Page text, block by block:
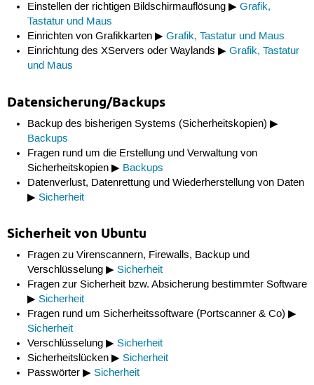
Einstellen der richtigen Bildschirmauflösung ▶Grafik,
Tastatur und Maus
Einrichten von Grafikkarten ▶Grafik, Tastatur und Maus
Einrichtung des XServers oder Waylands ▶Grafik, Tastatur
und Maus
Datensicherung/Backups
Backup des bisherigen Systems (Sicherheitskopien) ▶
Backups
Fragen rund um die Erstellung und Verwaltung von
Sicherheitskopien ▶ Backups
Datenverlust, Datenrettung und Wiederherstellung von Daten
▶Sicherheit
Sicherheit von Ubuntu
Fragen zu Virenscannern, Firewalls, Backup und
Verschlüsselung ▶Sicherheit
Fragen zur Sicherheit bzw. Absicherung bestimmter Software
▶Sicherheit
Fragen rund um Sicherheitssoftware (Portscanner & Co) ▶
Sicherheit
Verschlüsselung ▶Sicherheit
Sicherheitslücken ▶Sicherheit
Passwörter ▶Sicherheit